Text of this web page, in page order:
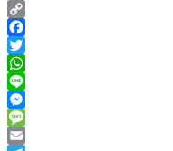
Copy
Link
Facebook
Twitter
WhatsApp
Line
Messenger
Message